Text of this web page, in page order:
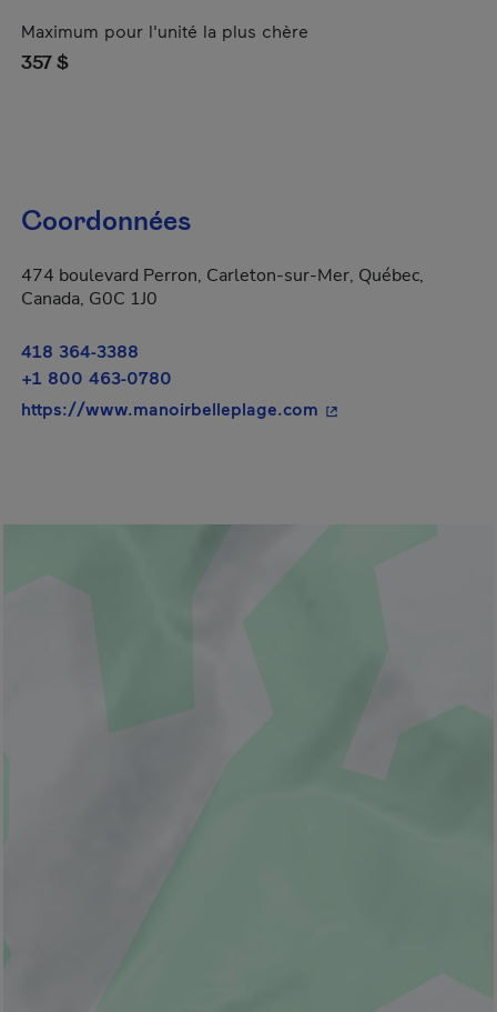
Maximum pour l'unité la plus chère
357 $
Coordonnées
474 boulevard Perron, Carleton-sur-Mer, Québec,
Canada, G0C 1J0
418 364-3388
+1 800 463-0780
https://www.manoirbelleplage.com - Cet hyperlien